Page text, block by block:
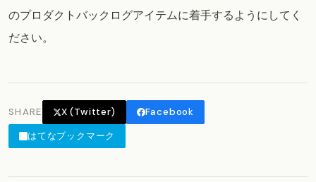
のプロダクトバックログアイテムに着手するようにしてく
ださい。
SHARE X (Twitter)
Facebook
はてなブックマーク